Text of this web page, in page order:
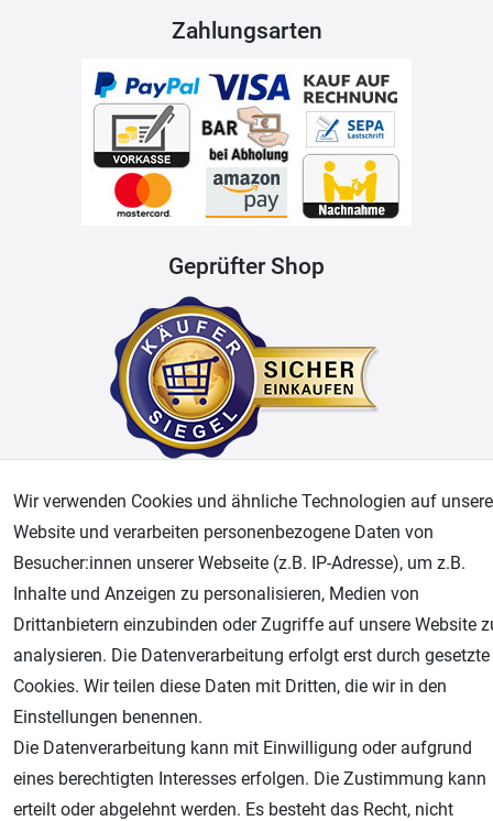
Zahlungsarten
Geprüfter Shop
AGB Widerrufsrecht Datenschutz Impressum
Unsere weiteren Shops:
Airbrush-City
Fachhandel für: Airbrushpistolen, Kompressoren, Airbrushfarben
Modellbau-City
Modellbau Shop
Plotter-City
Schneideplotter, Transferpressen, Siebdruck und Plotterfolien
Im Shop Kaufen
Wir verwenden Cookies und ähnliche Technologien auf
Website und verarbeiten personenbezogene Daten von
Besucher:innen unserer Webseite (z.B. IP-Adresse), um z.B.
Inhalte und Anzeigen zu personalisieren, Medien von
Drittanbietern einzubinden oder Zugriffe auf unsere Website
analysieren. Die Datenverarbeitung erfolgt erst durch gesetzte
Cookies. Wir teilen diese Daten mit Dritten, die wir in den
Einstellungen benennen.
Die Datenverarbeitung kann mit Einwilligung oder aufgrund
eines berechtigten Interesses erfolgen. Die Zustimmung kann
erteilt oder abgelehnt werden. Es besteht das Recht, nicht